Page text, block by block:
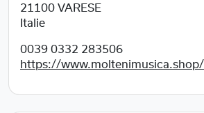
21100 VARESE
Italie
0039 0332 283506
https://www.moltenimusica.shop/